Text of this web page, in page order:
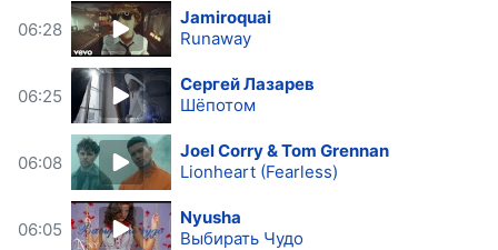
06:28
Jamiroquai
Runaway
06:25
Сергей Лазарев
Шёпотом
06:08
Joel Corry & Tom Grennan
Lionheart (Fearless)
06:05
Nyusha
Выбирать Чудо